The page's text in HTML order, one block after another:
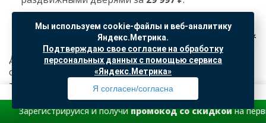
Заключение
Душевые уголки и ограждения – это практичное и
стильное решение для ванной комнаты. Модели,
такие как
RGW CL-14илиRGW HO-012
организовать пространство, защитить помещение
от брызг и добавить эстетики в интерьер. Главное
Мы используем cookie-файлы и веб-аналитику
Яндекс.Метрика.
Подтверждаю свое согласие на обработку
персональных данных с помощью сервиса
«Яндекс.Метрика»
Я согласен/согласна
Профиль Товары Поиск Избранное Корзина
промокод со скидкойна первый заказ.